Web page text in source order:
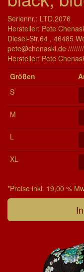
Seriennr.: LTD.2076
Hersteller: Pete
Diesel-Str.64 , 46485
pete@chenaski.de
Her­stel­ler: Pete
Grö­ßen
S
M
L
XL
*Preise inkl. 19,00 %